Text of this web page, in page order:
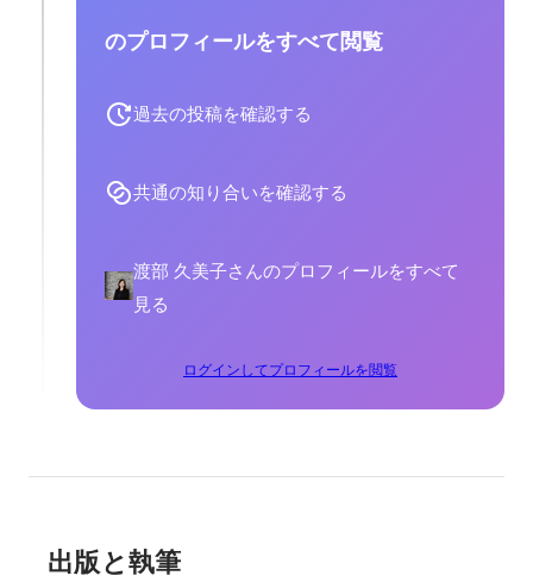
のプロフィールをすべて閲覧
過去の投稿を確認する
共通の知り合いを確認する
渡部 久美子さんのプロフィールをすべて
見る
ログインしてプロフィールを閲覧
出版と執筆